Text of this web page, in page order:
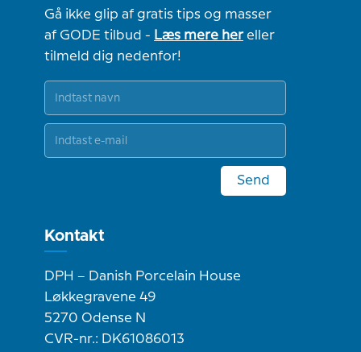
Gå ikke glip af gratis tips og masser
af GODE tilbud - Læs mere hereller
tilmeld dig nedenfor!
Send
Kontakt
DPH – Danish Porcelain House
Løkkegravene 49
5270 Odense N
CVR-nr.: DK61086013